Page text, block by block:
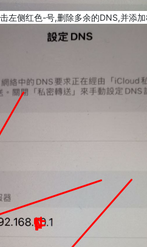
左侧红色-号,删除多余的DNS,并添